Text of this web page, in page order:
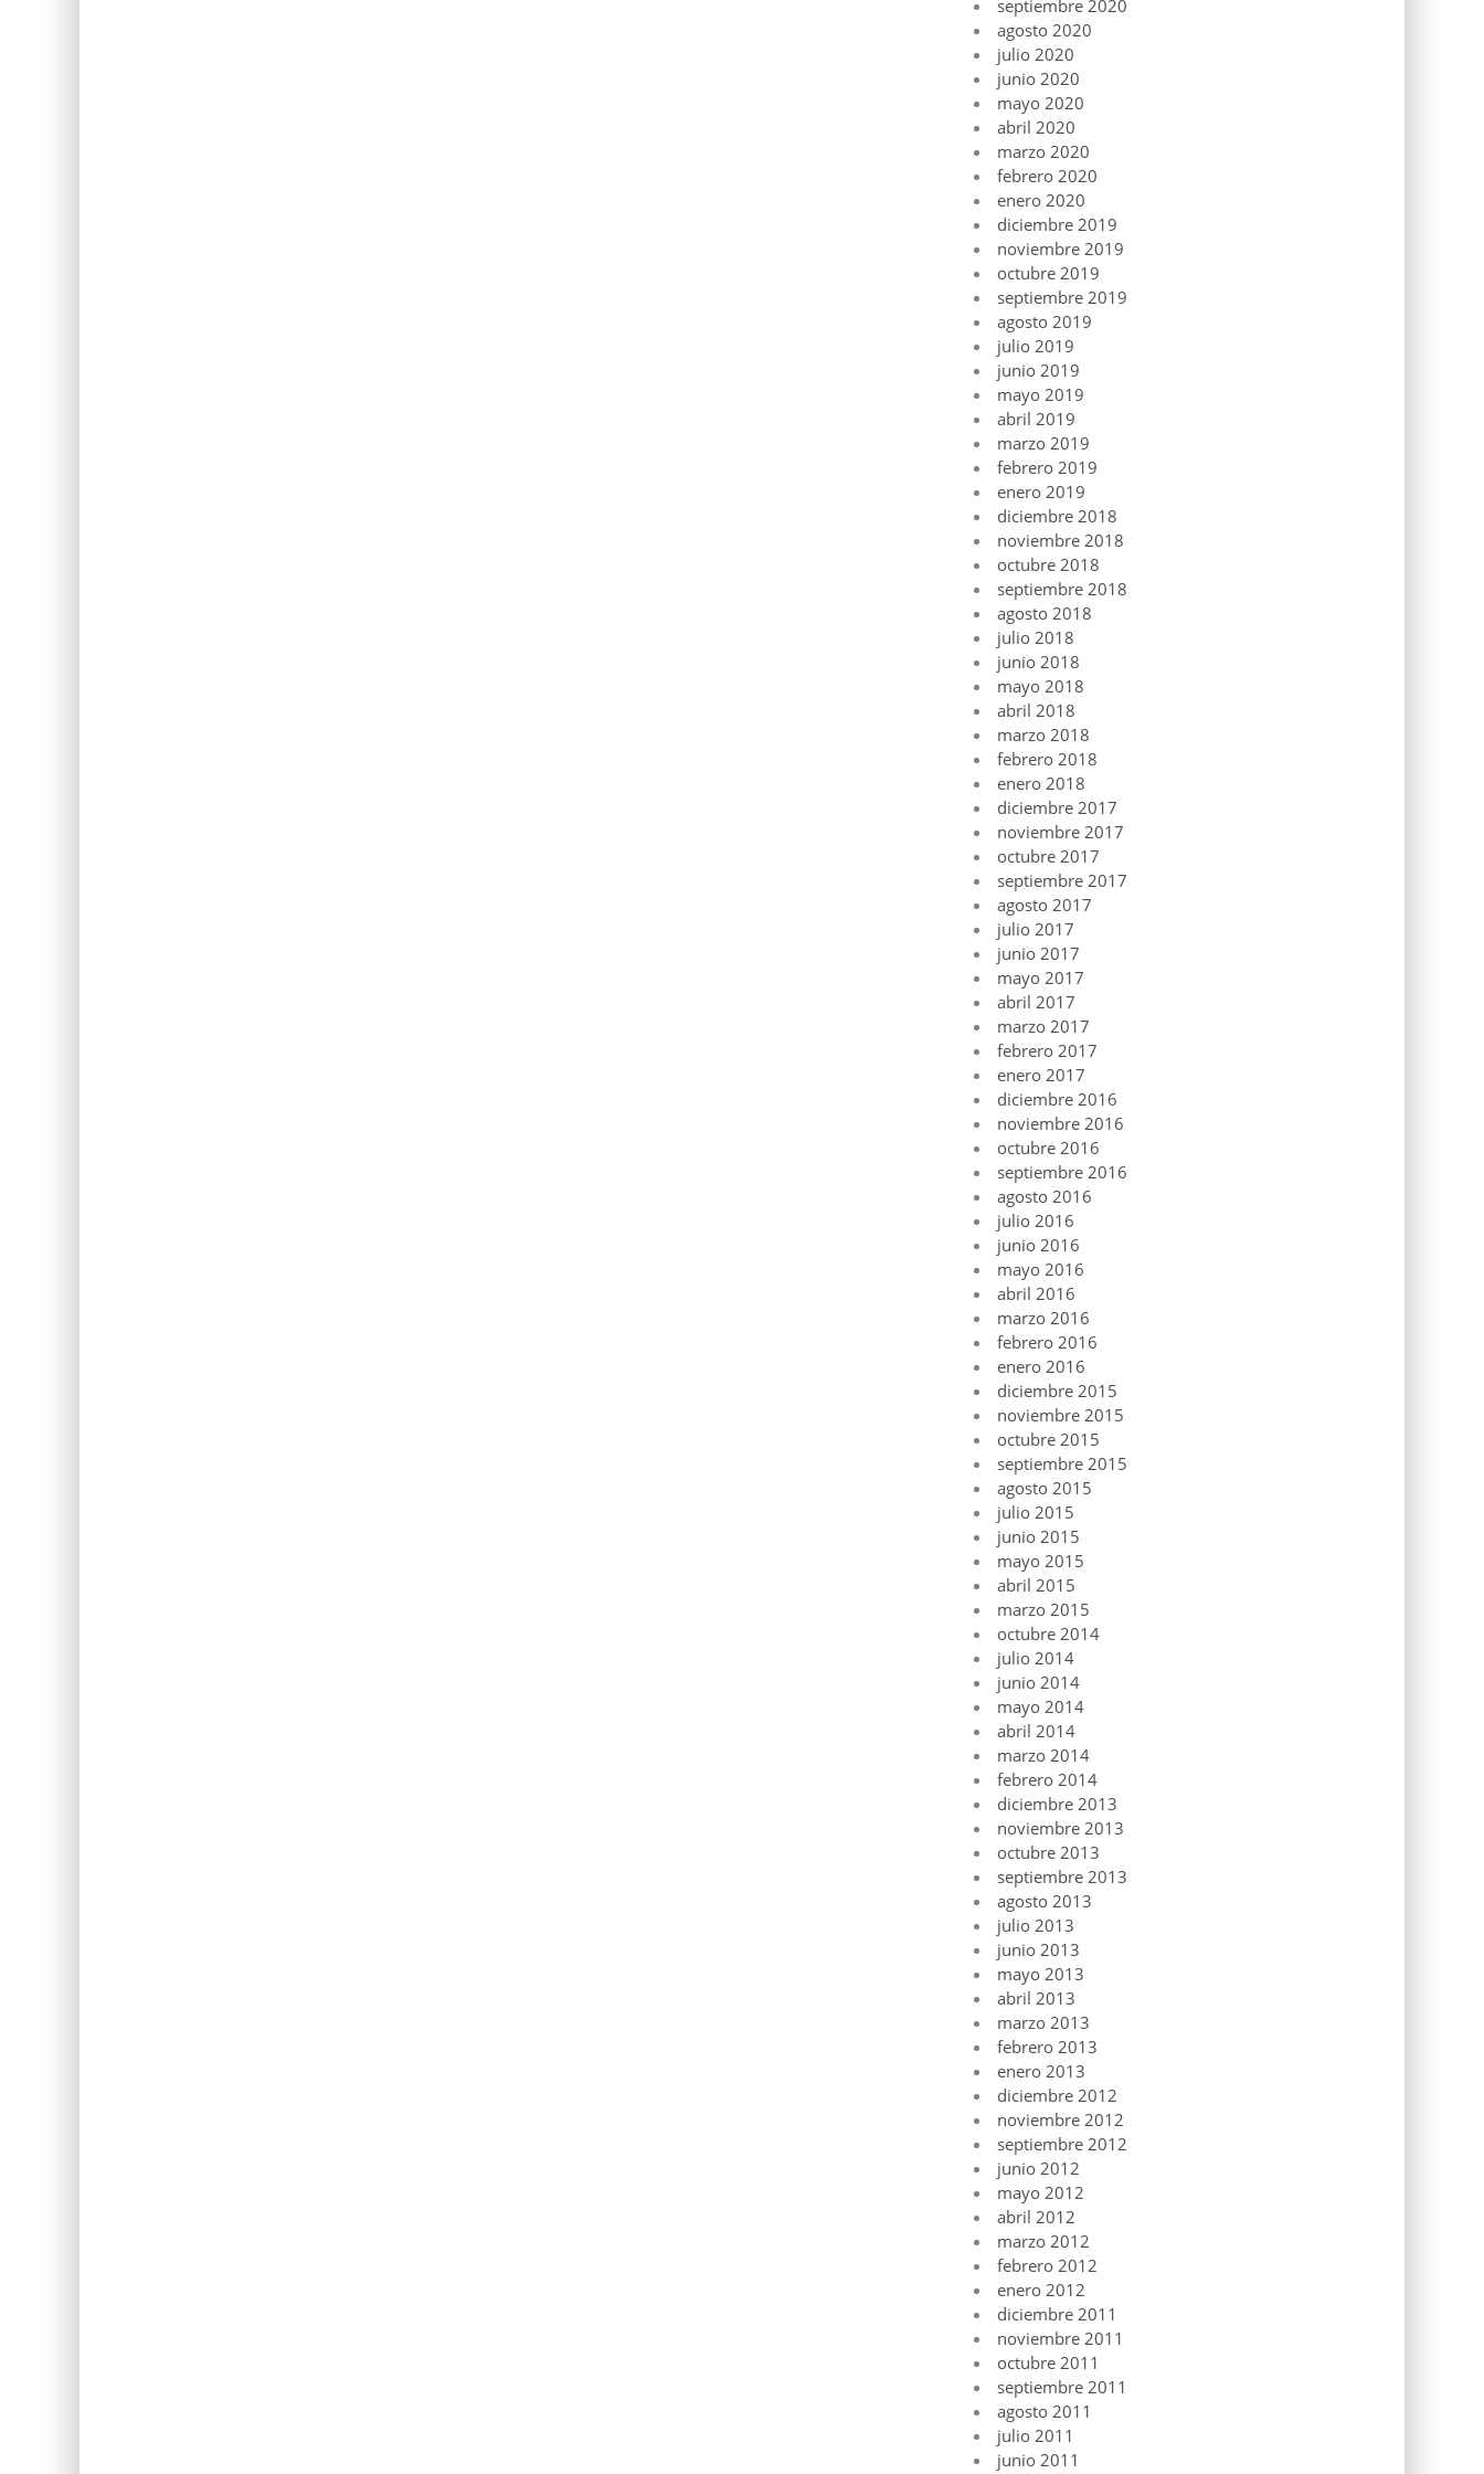
septiembre 2020
agosto 2020
julio 2020
junio 2020
mayo 2020
abril 2020
marzo 2020
febrero 2020
enero 2020
diciembre 2019
noviembre 2019
octubre 2019
septiembre 2019
agosto 2019
julio 2019
junio 2019
mayo 2019
abril 2019
marzo 2019
febrero 2019
enero 2019
diciembre 2018
noviembre 2018
octubre 2018
septiembre 2018
agosto 2018
julio 2018
junio 2018
mayo 2018
abril 2018
marzo 2018
febrero 2018
enero 2018
diciembre 2017
noviembre 2017
octubre 2017
septiembre 2017
agosto 2017
julio 2017
junio 2017
mayo 2017
abril 2017
marzo 2017
febrero 2017
enero 2017
diciembre 2016
noviembre 2016
octubre 2016
septiembre 2016
agosto 2016
julio 2016
junio 2016
mayo 2016
abril 2016
marzo 2016
febrero 2016
enero 2016
diciembre 2015
noviembre 2015
octubre 2015
septiembre 2015
agosto 2015
julio 2015
junio 2015
mayo 2015
abril 2015
marzo 2015
octubre 2014
julio 2014
junio 2014
mayo 2014
abril 2014
marzo 2014
febrero 2014
diciembre 2013
noviembre 2013
octubre 2013
septiembre 2013
agosto 2013
julio 2013
junio 2013
mayo 2013
abril 2013
marzo 2013
febrero 2013
enero 2013
diciembre 2012
noviembre 2012
septiembre 2012
junio 2012
mayo 2012
abril 2012
marzo 2012
febrero 2012
enero 2012
diciembre 2011
noviembre 2011
octubre 2011
septiembre 2011
agosto 2011
julio 2011
junio 2011